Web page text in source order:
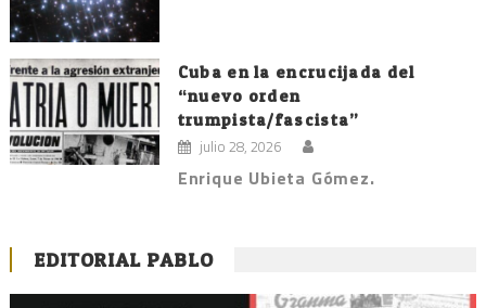
Cuba en la encrucijada del
“nuevo orden
trumpista/fascista”
julio 28, 2026
Enrique Ubieta Gómez.
EDITORIAL PABLO